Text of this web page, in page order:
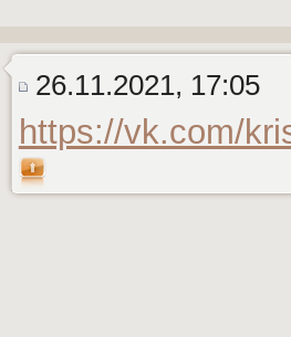
26.11.2021, 17:05
https://vk.com/